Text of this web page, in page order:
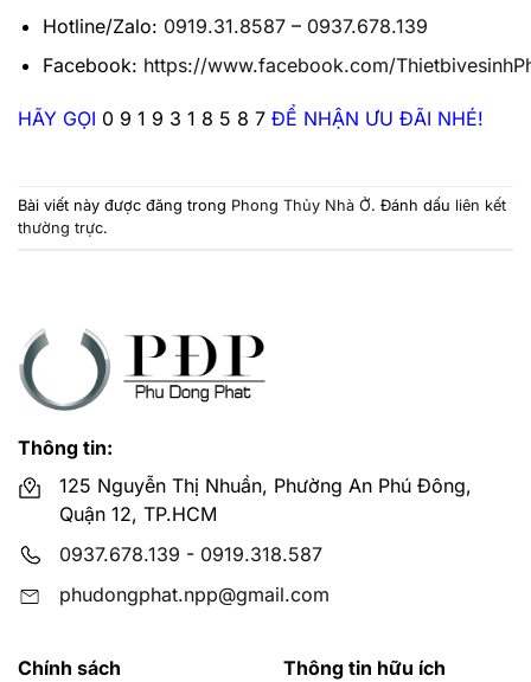
Hotline/Zalo: 0919.31.8587– 0937.678.139
Facebook: https://www.facebook.com/
HÃY GỌI 0 9 1 9 3 1 8 5 8 7 ĐỂ NHẬN ƯU ĐÃI NHÉ!
Bài viết này được đăng trong Phong Thủy Nhà Ở. Đánh dấu liên kết
thường trực.
Thông tin:
125 Nguyễn Thị Nhuần, Phường An Phú Đông,
Quận 12, TP.HCM
0937.678.139 - 0919.318.587
phudongphat.npp@gmail.com
Chính sách
Thông tin hữu ích